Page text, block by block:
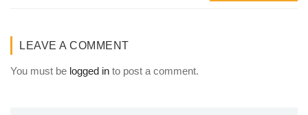
LEAVE A COMMENT
You must be logged in to post a comment.